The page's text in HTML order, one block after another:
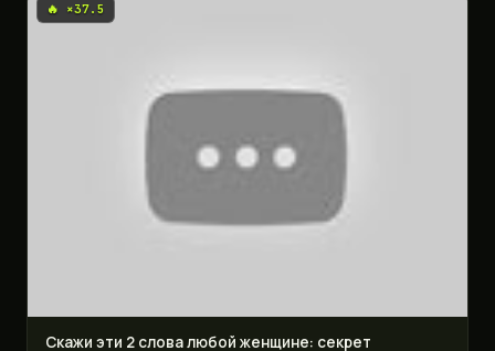
🔥 ×37.5
Скажи эти 2 слова любой женщине: секрет